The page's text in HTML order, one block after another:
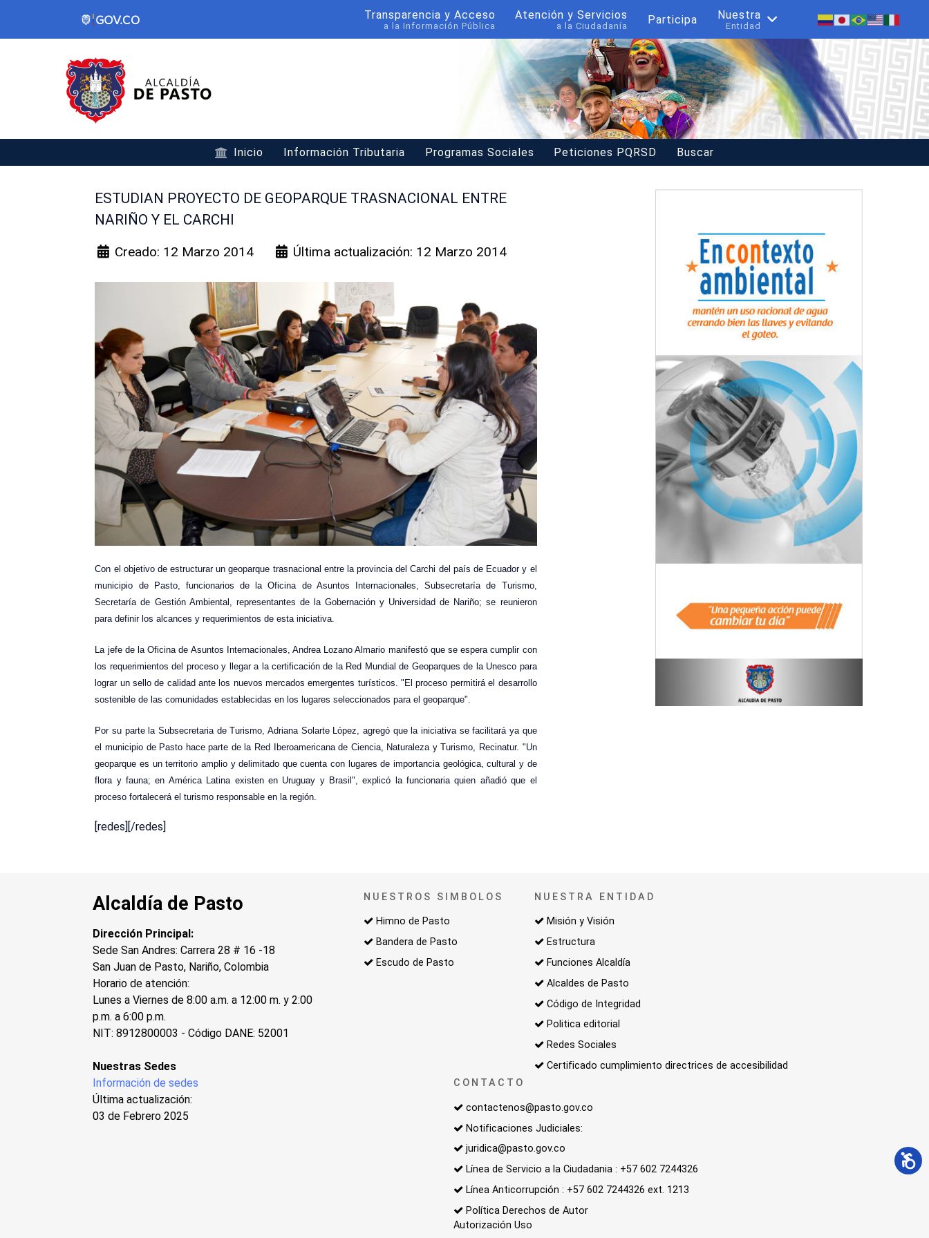
Transparencia y Acceso
a la Información Pública
Atención y Servicios
a la Ciudadanía Participa Nuestra
Entidad
Inicio Información Tributaria Programas Sociales Peticiones PQRSD Buscar
ESTUDIAN PROYECTO DE GEOPARQUE TRASNACIONAL ENTRE
NARIÑO Y EL CARCHI
Creado: 12 Marzo 2014 Última actualización: 12 Marzo 2014
Con el objetivo de estructurar un geoparque trasnacional entre la provincia del Carchi del país de Ecuador y el
municipio de Pasto, funcionarios de la Oficina de Asuntos Internacionales, Subsecretaría de Turismo,
Secretaría de Gestión Ambiental, representantes de la Gobernación y Universidad de Nariño; se reunieron
para definir los alcances y requerimientos de esta iniciativa.
La jefe de la Oficina de Asuntos Internacionales, Andrea Lozano Almario manifestó que se espera cumplir con
los requerimientos del proceso y llegar a la certificación de la Red Mundial de Geoparques de la Unesco para
lograr un sello de calidad ante los nuevos mercados emergentes turísticos. "El proceso permitirá el desarrollo
sostenible de las comunidades establecidas en los lugares seleccionados para el geoparque".
Por su parte la Subsecretaria de Turismo, Adriana Solarte López, agregó que la iniciativa se facilitará ya que
el municipio de Pasto hace parte de la Red Iberoamericana de Ciencia, Naturaleza y Turismo, Recinatur. "Un
geoparque es un territorio amplio y delimitado que cuenta con lugares de importancia geológica, cultural y de
flora y fauna; en América Latina existen en Uruguay y Brasil", explicó la funcionaria quien añadió que el
proceso fortalecerá el turismo responsable en la región.
[redes][/redes]
Alcaldía de Pasto
Dirección Principal:
Sede San Andres: Carrera 28 # 16 -18
San Juan de Pasto, Nariño, Colombia
Horario de atención:
Lunes a Viernes de 8:00 a.m. a 12:00 m. y 2:00
p.m. a 6:00 p.m.
NIT: 8912800003 - Código DANE: 52001
Nuestras Sedes
Información de sedes
Última actualización:
03 de Febrero 2025
NUESTROS SIMBOLOS
Himno de Pasto
Bandera de Pasto
Escudo de Pasto
NUESTRA ENTIDAD
Misión y Visión
Estructura
Funciones Alcaldía
Alcaldes de Pasto
Código de Integridad
Politica editorial
Redes Sociales
Certificado cumplimiento directrices de accesibilidad
CONTACTO
contactenos@pasto.gov.co
Notificaciones Judiciales:
juridica@pasto.gov.co
Línea de Servicio a la Ciudadania : +57 602 7244326
Línea Anticorrupción : +57 602 7244326 ext. 1213
Política Derechos de Autor
Autorización Uso